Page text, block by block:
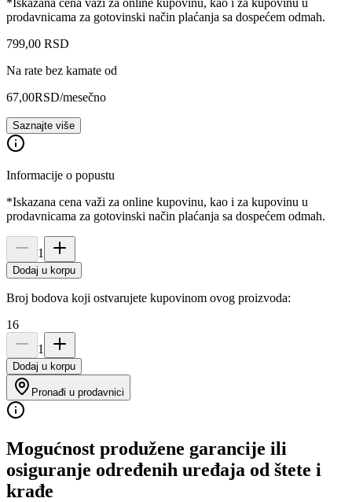
prodavnicama za gotovinski način plaćanja sa dospećem odmah.
799,00 RSD
Na rate bez kamate od
67,00RSD/mesečno
Saznajte više
Informacije o popustu
*Iskazana cena važi za online kupovinu, kao i za kupovinu u
prodavnicama za gotovinski način plaćanja sa dospećem odmah.
1
Dodaj u korpu
Broj bodova koji ostvarujete kupovinom ovog proizvoda:
16
1
Dodaj u korpu
Pronađi u prodavnici
Mogućnost produžene garancije ili
osiguranje određenih uređaja od štete i
krađe